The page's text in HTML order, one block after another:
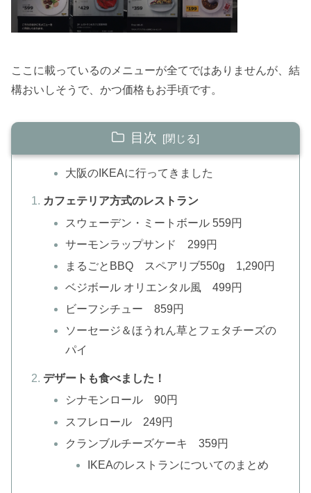
ここに載っているのメニューが全てではありませんが、結
構おいしそうで、かつ価格もお手頃です。
目次
大阪のIKEAに行ってきました
カフェテリア方式のレストラン
スウェーデン・ミートボール 559円
サーモンラップサンド 299円
まるごとBBQ スペアリブ550g 1,290円
ベジボール オリエンタル風 499円
ビーフシチュー 859円
ソーセージ＆ほうれん草とフェタチーズの
パイ
デザートも食べました！
シナモンロール 90円
スフレロール 249円
クランブルチーズケーキ 359円
IKEAのレストランについてのまとめ